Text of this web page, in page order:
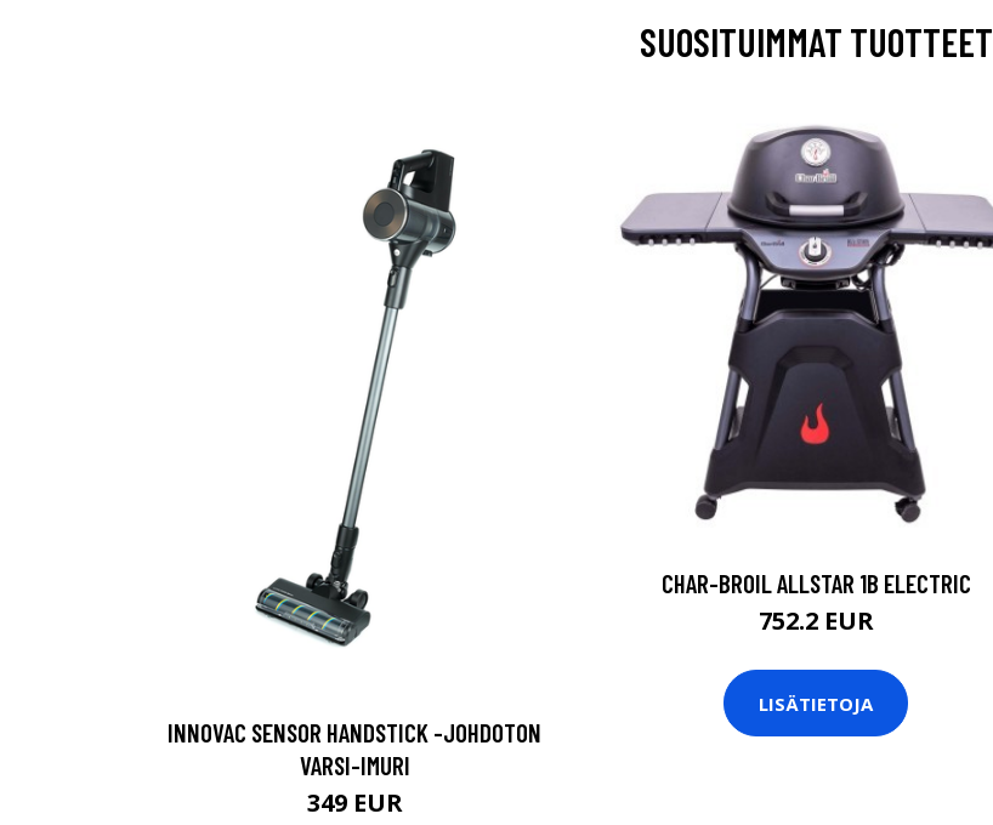
SUOSITUIMMAT TUOTTEET
INNOVAC SENSOR HANDSTICK -JOHDOTON
VARSI-IMURI
349 EUR
CHAR-BROIL ALLSTAR 1B ELECTRIC
752.2 EUR
LISÄTIETOJA